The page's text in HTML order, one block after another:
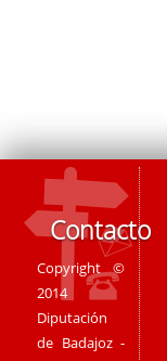
Contacto
Copyright ©
2014
Diputación
de Badajoz -